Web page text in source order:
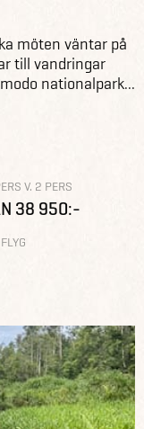
möten väntar på
till vandringar
nationalpark...
V. 2 PERS
38 950:-